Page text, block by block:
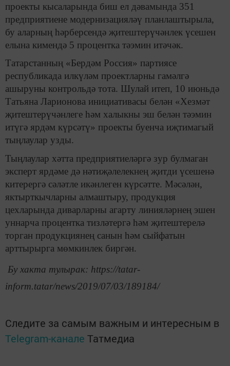
проекты кысаларында биш ел дәвамында 351
предприятиене модернизацияләү планлаштырыла,
бу аларның һәрберсендә җитештерүчәнлек үсешен
елына кимендә 5 процентка тәэмин итәчәк.
Татарстанның «Бердәм Россия» партиясе
республикада илкүләм проектларны гамәлгә
ашыруны контрольдә тота. Шулай итеп, 10 июньдә
Татьяна Ларионова инициативасы белән «Хезмәт
җитештерүчәнлеге һәм халыкны эш белән тәэмин
итүгә ярдәм күрсәтү» проекты буенча иҗтимагый
тыңлаулар узды.
Тыңлаулар хәтта предприятиеләргә зур булмаган
эксперт ярдәме дә нәтиҗәлелекнең җитди үсешенә
китерергә сәләтле икәнлеген күрсәтте. Мәсәлән,
яктырткычларны алмаштыру, продукция
цехларында диварларны агарту линияләрнең эшен
уннарча процентка тизләтергә һәм җитештерелә
торган продукциянең санын һәм сыйфатын
арттырырга мөмкинлек биргән.
Бу хакта тулырак: https://tatar-
inform.tatar/news/2019/07/03/189184/
Следите за самым важным и интересным в
Telegram-канале Татмедиа